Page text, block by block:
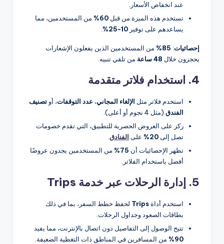
عند انخفاض الأسعار.
تستخدم هذه الميزة من قبل 60%
من المستخدمين، مما
يساعدهم على توفير 10-25%
إحصائيات:
85%
من المستخدمين الذين يفعلون الإشعارات
يحجزون خلال 48 ساعة من تلقي تنبيه.
4. استخدام فلاتر متقدمة
استخدم فلاتر مثل الإلغاء المجاني، عدد التوقفات، أو تصنيف
الفندق (مثل 4 نجوم أو أعلى).
ركز على العروض الحصرية للتطبيق، التي تقدم خصومات
تصل إلى20% على الفنادق.
تظهر الإحصائيات أن 75%
من المستخدمين يجدون عروضًا
أفضل باستخدام الفلاتر.
5. إدارة الرحلات عبر خدمة Trips
استخدم أداة Trips لحفظ خطط السفر، بما في ذلك
بطاقات الصعود وجداول الرحلات.
تتيح الوصول إلى التفاصيل دون اتصال بالإنترنت، مما يفيد
90%
من المسافرين في المناطق ذات التغطية الضعيفة.